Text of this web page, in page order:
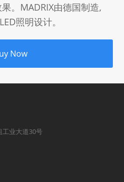
。MADRIX由德国制造,
照明设计。
Now
业大道30号